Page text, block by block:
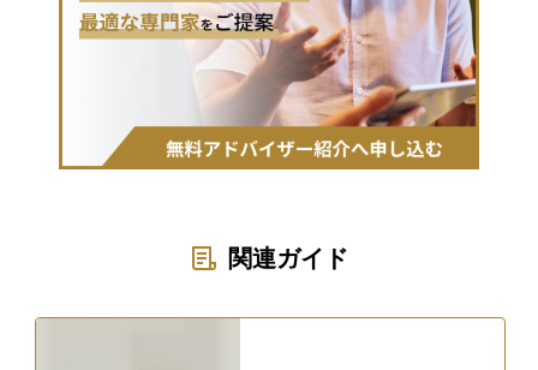
関連ガイド